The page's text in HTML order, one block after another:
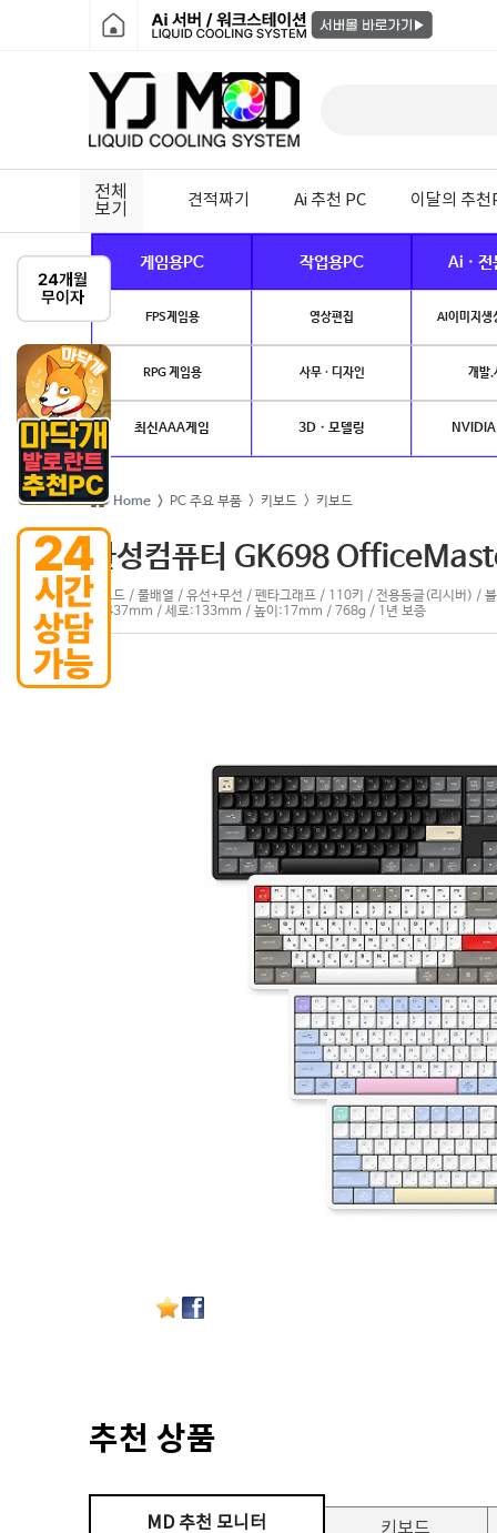
전체
보기
견적짜기 Ai 추천 PC 이달의 추천
게임용PC 작업용PC Ai · 전
FPS게임용 영상편집 AI이미지생
RPG 게임용 사무 · 디자인 개발.
최신AAA게임 3D · 모델링
Home > PC 주요 부품 > 키보드 > 키보드
한성컴퓨터 GK698
키보드 / 풀배열 / 유선+무선 / 펜타그래프 / 110키 / 전용동글(리시버) /
로:437mm / 세로:133mm / 높이:17mm / 768g / 1년 보증
추천 상품
MD 추천 모니터 키보드